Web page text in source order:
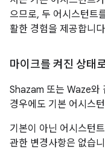
으므로, 두 어시스턴트
활한 경험을 제공합니
마이크를 켜진 상태
Shazam 또는 Waze와
경우에도 기본 어시스
기본이 아닌 어시스턴
관한 변경사항은 없습